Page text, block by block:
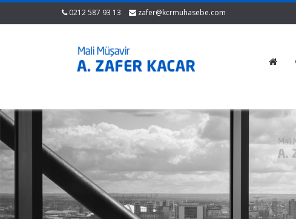
0212 587 93 13 zafer@kcrmuhasebe.com